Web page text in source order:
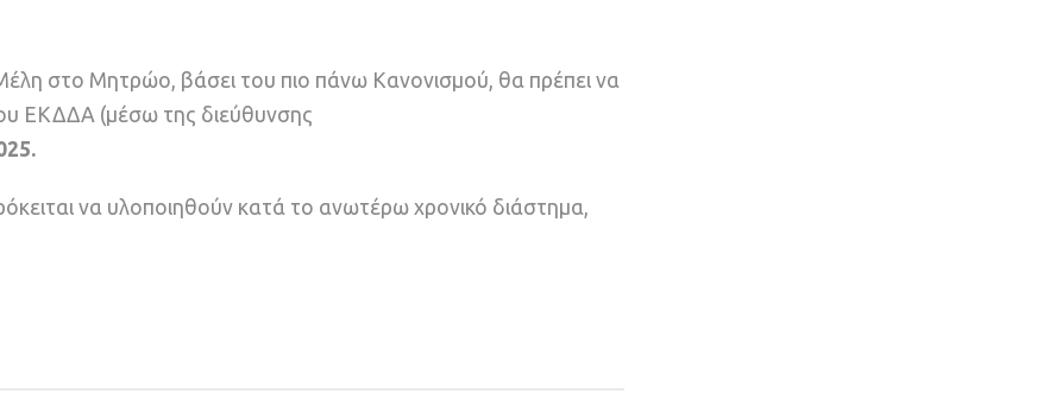
στο Μητρώο, βάσει του πιο πάνω Κανονισμού, θα πρέπει να
ΕΚΔΔΑ (μέσω της διεύθυνσης
να υλοποιηθούν κατά το ανωτέρω χρονικό διάστημα,